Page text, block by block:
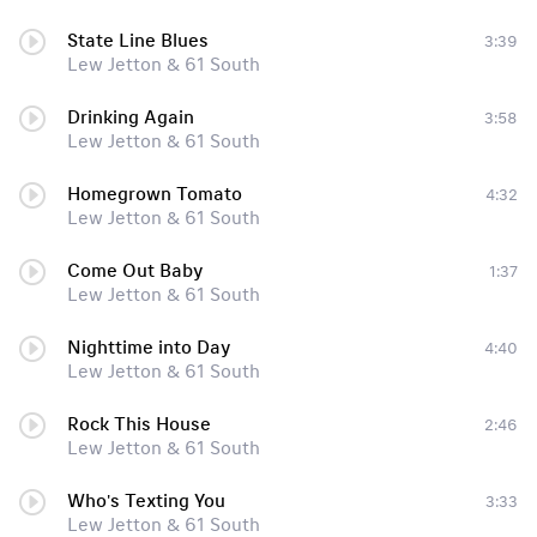
State Line Blues
Lew Jetton & 61 South
3:39
Drinking Again
Lew Jetton & 61 South
3:58
Homegrown Tomato
Lew Jetton & 61 South
4:32
Come Out Baby
Lew Jetton & 61 South
1:37
Nighttime into Day
Lew Jetton & 61 South
4:40
Rock This House
Lew Jetton & 61 South
2:46
Who's Texting You
Lew Jetton & 61 South
3:33